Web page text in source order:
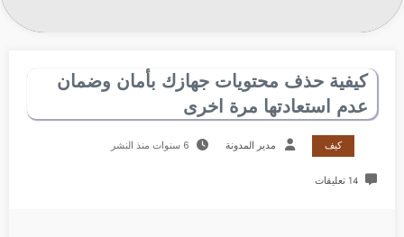
كيفية حذف محتويات جهازك بأمان وضمان
عدم استعادتها مرة اخرى
كيف مدير المدونة 6 سنوات منذ النشر
14 تعليقات